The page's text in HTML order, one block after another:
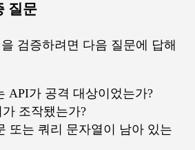
질문
검증하려면 다음 질문에 답해
API가 공격 대상이었는가?
조작됐는가?
또는 쿼리 문자열이 남아 있는